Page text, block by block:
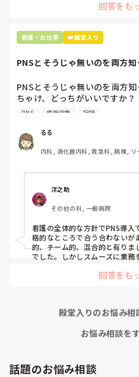
なんで頭回らなかったんだろ
市長さんは、
患者さんに迷惑かけたわけじゃ
自分が情けなくて情けなくて😭
こんなバカな私をせめて笑い飛
に出しちゃったり。(これは問
回答をも
看護・お仕事 👑殿堂入り
PNSとそうじゃ無いのを両方
PNSとそうじゃ無いのを両方
ちゃけ、どっちがいいですか？
後、PNSを廃止しました。
私は、そのPNSを廃止した病棟
棟に9月に異動してきました。
じざるを得ませんでした。
色々な病棟に入院したことの
する前の病棟の方が)新人が患
よ」と言っていました。
現病棟はPNSだけれども、結
てられず、清潔ケアや単純に
仕事しか新人にさせていません
では、イベントは必ずと言っ
ることがどんどん増えていった
朝の情報収集にも時間がかか
の意味があるのか疑問です。
やったことないの！？もう10ヶ
PNS 情報収集 記録
るる
内科, 消化器内科, 救急科, 病棟,
洋之助
その他の科, 一般病院
看護の全体的な方針でPNS導入
格的なところで合う合わないが
的、チーム的、混合的と有り
でした。しかしスムーズに業務
と意見交換を行うべきと思い
の向き合い方になると思いま
いと思います。昔は患者様、ス
るなら実施してみてはどうでし
回答をも
殿堂入りのお悩み相
お悩み相談を
話題のお悩み相談